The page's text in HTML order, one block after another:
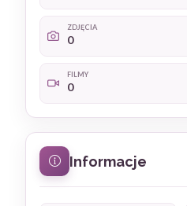
ZDJĘCIA
0
FILMY
0
Informacje